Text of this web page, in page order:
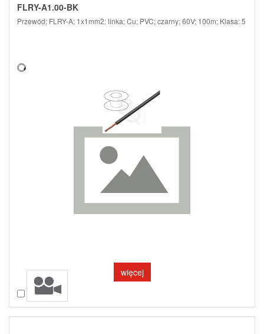
FLRY-A1.00-BK
Przewód; FLRY-A; 1x1mm2; linka; Cu; PVC; czarny; 60V; 100m; Klasa: 5
więcej
Porównaj